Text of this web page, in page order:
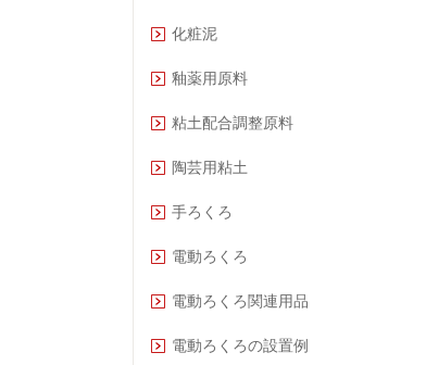
化粧泥
釉薬用原料
粘土配合調整原料
陶芸用粘土
手ろくろ
電動ろくろ
電動ろくろ関連用品
電動ろくろの設置例